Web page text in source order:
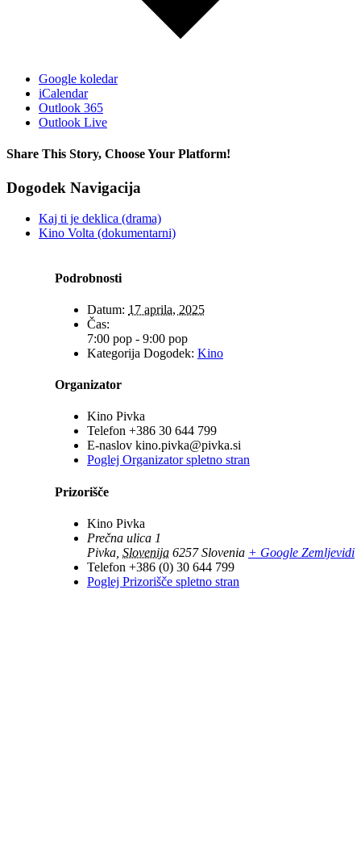
Google koledar
iCalendar
Outlook 365
Outlook Live
Share This Story, Choose Your Platform!
Facebook
X
Reddit
LinkedIn
WhatsApp
Tumblr
Pinterest
Vk
Xing
Email
Dogodek Navigacija
Kaj ti je deklica (drama)
Kino Volta (dokumentarni)
Podrobnosti
Datum: 17 aprila, 2025
Čas:
7:00 pop - 9:00 pop
Kategorija Dogodek: Kino
Organizator
Kino Pivka
Telefon +386 30 644 799
E-naslov kino.pivka@pivka.si
Poglej Organizator spletno stran
Prizorišče
Kino Pivka
Prečna ulica 1
Pivka Slovenija 6257 Slovenia + Google Zemljevidi
Telefon +386 (0) 30 644 799
Poglej Prizorišče spletno stran